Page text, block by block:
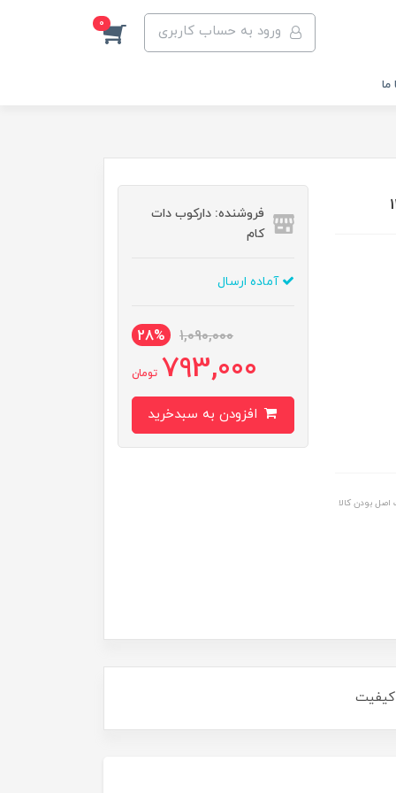
ورود به حساب کاربری 0
ما
بودن کالا
فروشنده: دارکوب دات
کام
آماده ارسال
1,090,000
28%
793,000 تومان